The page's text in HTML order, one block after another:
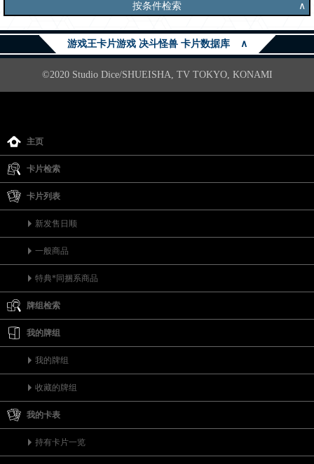
按条件检索 ∧
游戏王卡片游戏 决斗怪兽 卡片数据库 ∧
©2020 Studio Dice/SHUEISHA, TV TOKYO, KONAMI
主页
卡片检索
卡片列表
新发售日顺
一般商品
特典*同捆系商品
牌组检索
我的牌组
我的牌组
收藏的牌组
我的卡表
持有卡片一览